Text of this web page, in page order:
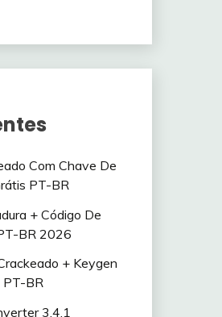
Com Chave De
PT-BR
+ Código De
BR 2026
+ Keygen
PT-BR
3.4.1